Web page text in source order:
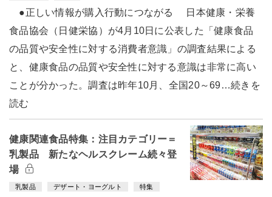
●正しい情報が購入行動につながる 日本健康・栄養
食品協会（日健栄協）が4月10日に公表した「健康食品
の品質や安全性に対する消費者意識」の調査結果による
と、健康食品の品質や安全性に対する意識は非常に高い
ことが分かった。調査は昨年10月、全国20～69…続きを
読む
健康関連食品特集：注目カテゴリー＝
乳製品 新たなヘルスクレーム続々登
場
乳製品 デザート・ヨーグルト 特集